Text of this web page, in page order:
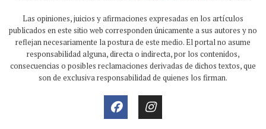
Las opiniones, juicios y afirmaciones expresadas en los artículos
publicados en este sitio web corresponden únicamente a sus autores y no
reflejan necesariamente la postura de este medio. El portal no asume
responsabilidad alguna, directa o indirecta, por los contenidos,
consecuencias o posibles reclamaciones derivadas de dichos textos, que
son de exclusiva responsabilidad de quienes los firman.